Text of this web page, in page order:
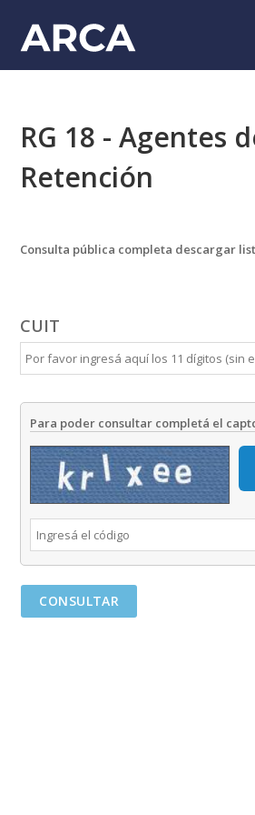
RG 18 - Agentes
Retención
Consulta pública completa descargar
CUIT
Para poder consultar completá el